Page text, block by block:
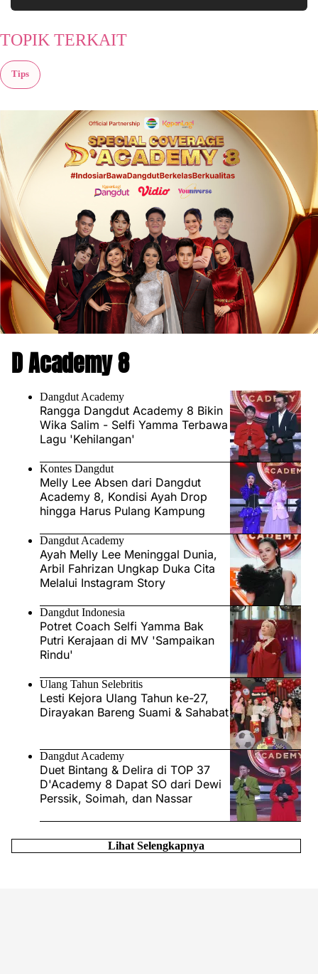
Kamu
TOPIK TERKAIT
Tips
D Academy 8
Dangdut Academy
Rangga Dangdut Academy 8 Bikin
Wika Salim - Selfi Yamma Terbawa
Lagu 'Kehilangan'
Kontes Dangdut
Melly Lee Absen dari Dangdut
Academy 8, Kondisi Ayah Drop
hingga Harus Pulang Kampung
Dangdut Academy
Ayah Melly Lee Meninggal Dunia,
Arbil Fahrizan Ungkap Duka Cita
Melalui Instagram Story
Dangdut Indonesia
Potret Coach Selfi Yamma Bak
Putri Kerajaan di MV 'Sampaikan
Rindu'
Ulang Tahun Selebritis
Lesti Kejora Ulang Tahun ke-27,
Dirayakan Bareng Suami & Sahabat
Dangdut Academy
Duet Bintang & Delira di TOP 37
D'Academy 8 Dapat SO dari Dewi
Perssik, Soimah, dan Nassar
Lihat Selengkapnya